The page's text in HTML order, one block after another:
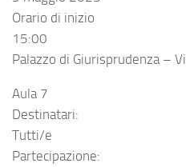
Orario di inizio
15:00
Palazzo di Giurisprudenza –
Aula 7
Destinatari:
Tutti/e
Partecipazione: